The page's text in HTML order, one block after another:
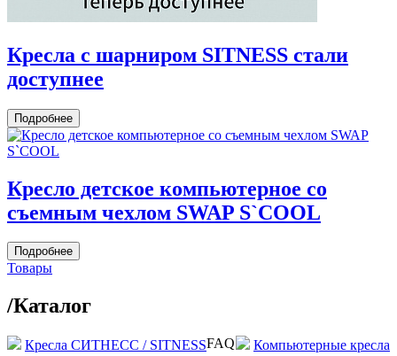
Кресла c шарниром SITNESS стали
доступнее
Подробнее
Кресло детское компьютерное со
съемным чехлом SWAP S`COOL
Подробнее
Товары
/Каталог
Компьютерные кресла
Кресла СИТНЕСС / SITNESSFAQ